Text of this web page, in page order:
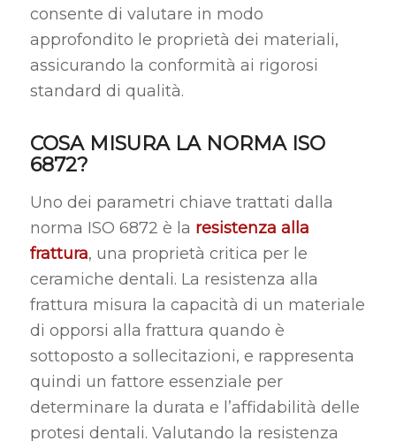
consente di valutare in modo
approfondito le proprietà dei materiali,
assicurando la conformità ai rigorosi
standard di qualità.
COSA MISURA LA NORMA ISO
6872?
Uno dei parametri chiave trattati dalla
norma ISO 6872 è la resistenza alla
frattura, una proprietà critica per le
ceramiche dentali. La resistenza alla
frattura misura la capacità di un materiale
di opporsi alla frattura quando è
sottoposto a sollecitazioni, e rappresenta
quindi un fattore essenziale per
determinare la durata e l’affidabilità delle
protesi dentali. Valutando la resistenza